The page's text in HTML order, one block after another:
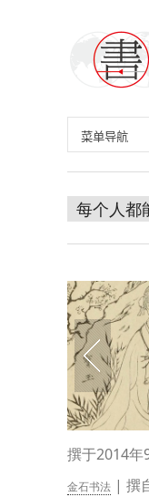
每个人都
撰于2014年
金石书法 | 撰